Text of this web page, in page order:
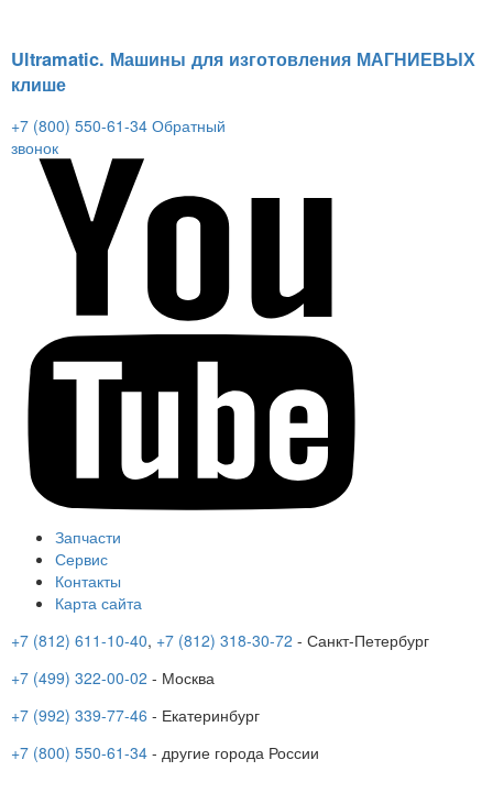
Ultramatic. Машины для изготовления МАГНИЕВЫХ
клише
+7 (800) 550-61-34 Обратный
звонок
Запчасти
Сервис
Контакты
Карта сайта
+7 (812) 611-10-40, +7 (812) 318-30-72 - Санкт-Петербург
+7 (499) 322-00-02 - Москва
+7 (992) 339-77-46 - Екатеринбург
+7 (800) 550-61-34 - другие города России